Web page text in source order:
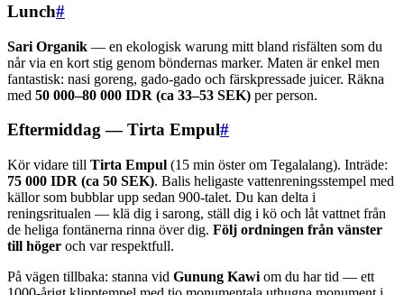
Lunch#
Sari Organik — en ekologisk warung mitt bland risfälten som du
når via en kort stig genom böndernas marker. Maten är enkel men
fantastisk: nasi goreng, gado-gado och färskpressade juicer. Räkna
med 50 000–80 000 IDR (ca 33–53 SEK) per person.
Eftermiddag — Tirta Empul#
Kör vidare till Tirta Empul (15 min öster om Tegalalang). Inträde:
75 000 IDR (ca 50 SEK). Balis heligaste vattenreningsstempel med
källor som bubblar upp sedan 900-talet. Du kan delta i
reningsritualen — klä dig i sarong, ställ dig i kö och låt vattnet från
de heliga fontänerna rinna över dig. Följ ordningen från vänster
till höger och var respektfull.
På vägen tillbaka: stanna vid Gunung Kawi om du har tid — ett